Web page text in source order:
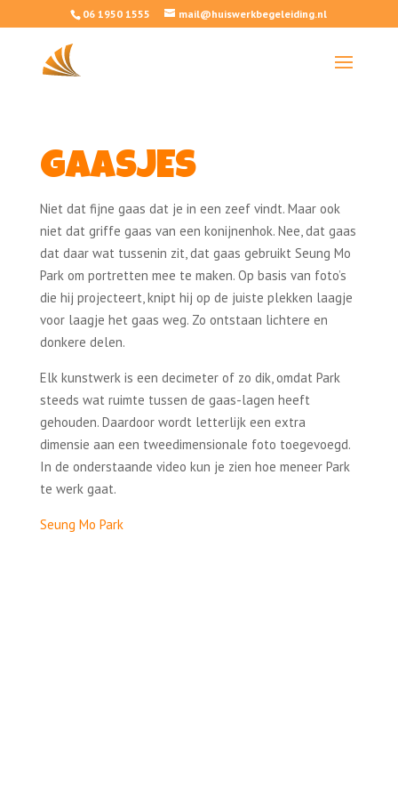
06 1950 1555 mail@huiswerkbegeleiding.nl
GAASJES
Niet dat fijne gaas dat je in een zeef vindt. Maar ook
niet dat griffe gaas van een konijnenhok. Nee, dat gaas
dat daar wat tussenin zit, dat gaas gebruikt Seung Mo
Park om portretten mee te maken. Op basis van foto’s
die hij projecteert, knipt hij op de juiste plekken laagje
voor laagje het gaas weg. Zo ontstaan lichtere en
donkere delen.
Elk kunstwerk is een decimeter of zo dik, omdat Park
steeds wat ruimte tussen de gaas-lagen heeft
gehouden. Daardoor wordt letterlijk een extra
dimensie aan een tweedimensionale foto toegevoegd.
In de onderstaande video kun je zien hoe meneer Park
te werk gaat.
Seung Mo Park